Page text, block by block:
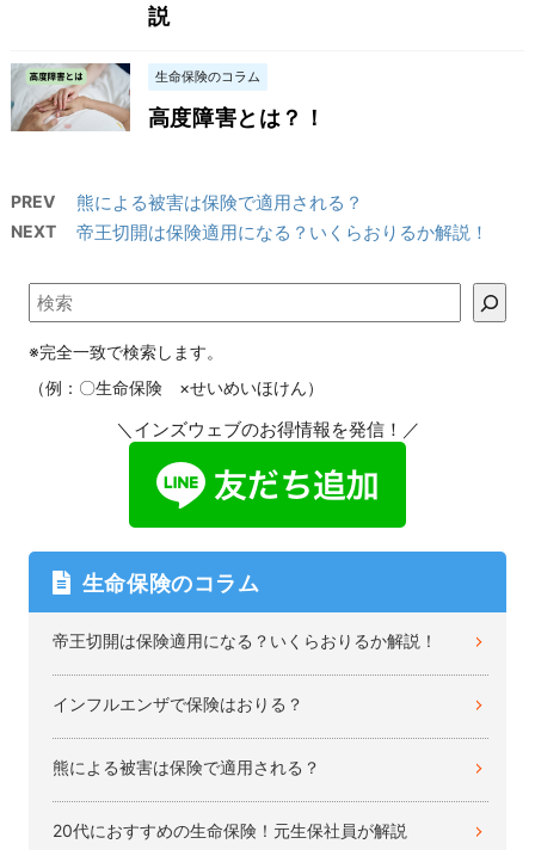
説
生命保険のコラム
高度障害とは？！
PREV 熊による被害は保険で適用される？
NEXT 帝王切開は保険適用になる？いくらおりるか解説！
※完全一致で検索します。
（例：〇生命保険 ×せいめいほけん）
＼インズウェブのお得情報を発信！／
生命保険のコラム
帝王切開は保険適用になる？いくらおりるか解説！
インフルエンザで保険はおりる？
熊による被害は保険で適用される？
20代におすすめの生命保険！元生保社員が解説